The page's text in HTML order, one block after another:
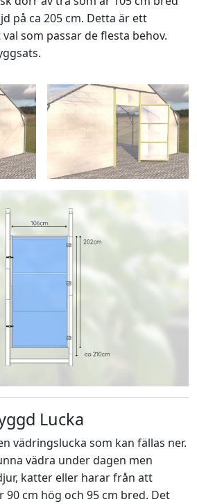
på ca 205 cm. Detta är ett
som passar de flesta behov.
Lucka
vädringslucka som kan fällas ner.
vädra under dagen men
katter eller harar från att
90 cm hög och 95 cm bred. Det